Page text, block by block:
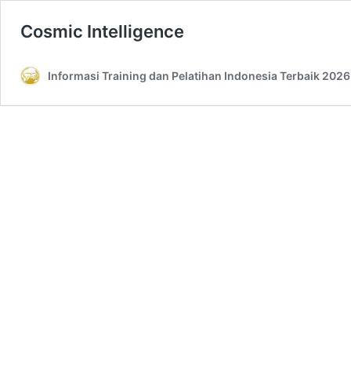
Cosmic Intelligence
Informasi Training dan Pelatihan Indonesia Terbaik 2026